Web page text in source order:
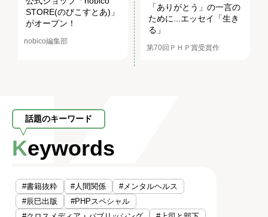
STORE(のびこすとあ)」
がオープン！
nobico編集部
「ありがとう」の一言の
ために...エッセイ「生き
る」
第70回ＰＨＰ賞受賞作
話題のキーワード
Keywords
#書籍抜粋 #人間関係
#メンタルヘルス
#辰巳出版
#PHPスペシャル